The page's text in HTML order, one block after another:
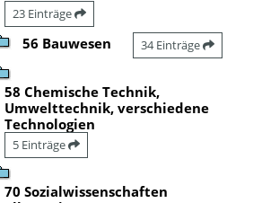
23 Einträge
56 Bauwesen 34 Einträge
58 Chemische Technik,
Umwelttechnik, verschiedene
Technologien
5 Einträge
70 Sozialwissenschaften